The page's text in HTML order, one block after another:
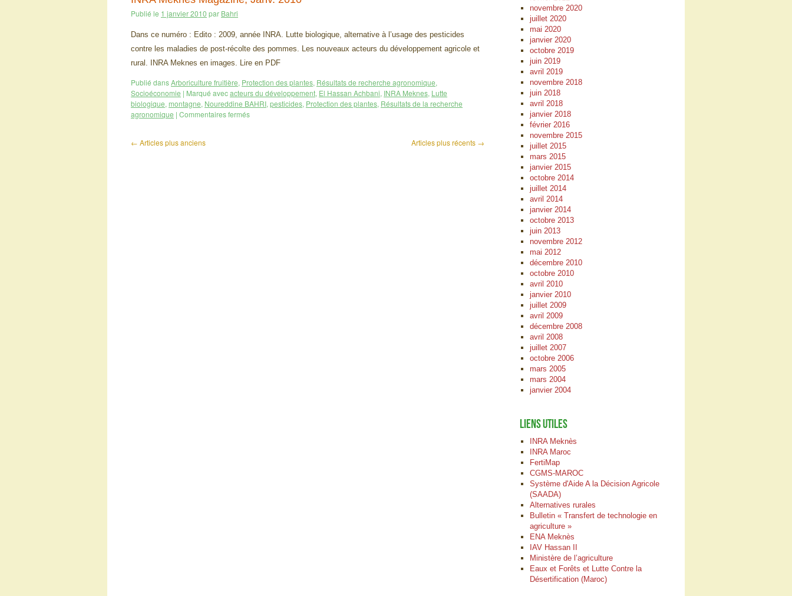
Publié le 1 janvier 2010 par Bahri
Dans ce numéro : Edito : 2009, année INRA. Lutte biologique, alternative à l’usage des pesticides
contre les maladies de post-récolte des pommes. Les nouveaux acteurs du développement agricole et
rural. INRA Meknes en images. Lire en PDF
Publié dansArboriculture fruitière, Protection des plantes, Résultats de recherche agronomique,
Socioéconomie | Marqué avecacteurs du développement, El Hassan Achbani, INRA Meknes, Lutte
biologique, montagne, Noureddine BAHRI, pesticides, Protection des plantes, Résultats de la recherche
agronomique | Commentaires fermés
← Articles plus anciens Articles plus récents →
novembre 2020
juillet 2020
mai 2020
janvier 2020
octobre 2019
juin 2019
avril 2019
novembre 2018
juin 2018
avril 2018
janvier 2018
février 2016
novembre 2015
juillet 2015
mars 2015
janvier 2015
octobre 2014
juillet 2014
avril 2014
janvier 2014
octobre 2013
juin 2013
novembre 2012
mai 2012
décembre 2010
octobre 2010
avril 2010
janvier 2010
juillet 2009
avril 2009
décembre 2008
avril 2008
juillet 2007
octobre 2006
mars 2005
mars 2004
janvier 2004
LIENS UTILES
INRA Meknès
INRA Maroc
FertiMap
CGMS-MAROC
Système d'Aide A la Décision Agricole
(SAADA)
Alternatives rurales
Bulletin « Transfert de technologie en
agriculture »
ENA Meknès
IAV Hassan II
Ministère de l’agriculture
Eaux et Forêts et Lutte Contre la
Désertification (Maroc)